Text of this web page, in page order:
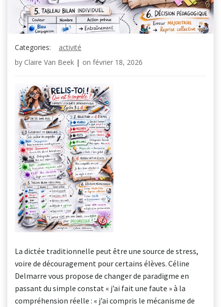
Categories:
activité
by Claire Van Beek | on février 18, 2026
La dictée traditionnelle peut être une source de stress,
voire de découragement pour certains élèves. Céline
Delmarre vous propose de changer de paradigme en
passant du simple constat « j’ai fait une faute » à la
compréhension réelle : « j’ai compris le mécanisme de